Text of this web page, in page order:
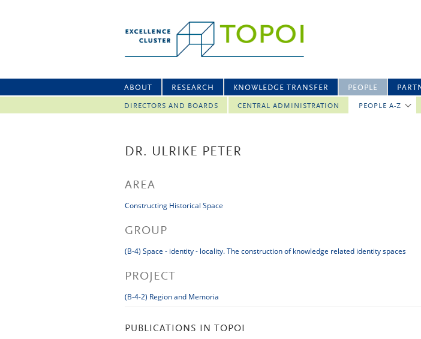
ABOUT RESEARCH KNOWLEDGE TRANSFER PEOPLE
DIRECTORS AND BOARDS CENTRAL ADMINISTRATION PEOPLE A-Z
DR. ULRIKE PETER
AREA
Constructing Historical Space
GROUP
(B-4) Space - identity - locality. The construction of knowledge related identity spaces
PROJECT
(B-4-2) Region and Memoria
PUBLICATIONS IN TOPOI